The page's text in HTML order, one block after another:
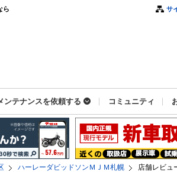
ら
サ
ンテナンスを依頼する コミュニティ
ハーレーダビッドソンＭＪＭ札幌
店舗レビュ